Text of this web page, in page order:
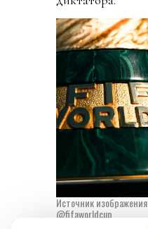
Источник изображения
@fifaworldcup